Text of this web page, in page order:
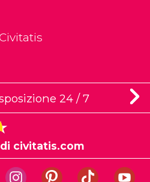
24 / 7
civitatis.com